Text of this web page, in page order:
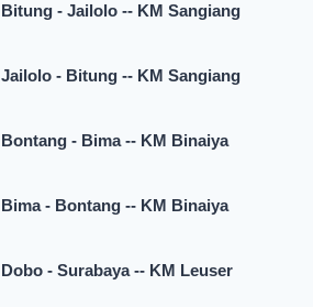
- Jailolo -- KM Sangiang
- Bitung -- KM Sangiang
- Bima -- KM Binaiya
- Bontang -- KM Binaiya
- Surabaya -- KM Leuser